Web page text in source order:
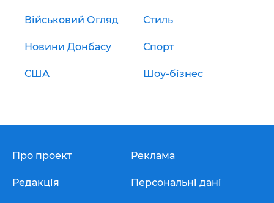
Військовий Огляд Стиль
Новини Донбасу Спорт
США Шоу-бізнес
Про проект
Редакція
Реклама
Персональні дані